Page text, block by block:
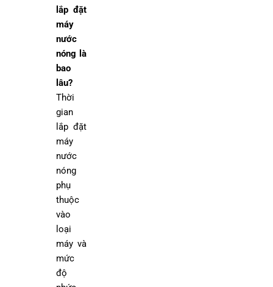
lắp đặt
máy
nước
nóng là
bao
lâu?
Thời
gian
lắp đặt
máy
nước
nóng
phụ
thuộc
vào
loại
máy và
mức
độ